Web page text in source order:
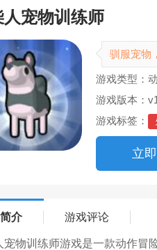
人宠物训练师
驯服宠物
游戏类型：
游戏版本：
游戏标签：
立
介 游戏评论
宠物训练师游戏是一款动作冒